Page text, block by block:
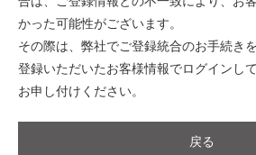
かった可能性がございます。
その際は、弊社でご登録統合のお手続き
登録いただいたお客様情報でログインして
お申し付けください。
戻る